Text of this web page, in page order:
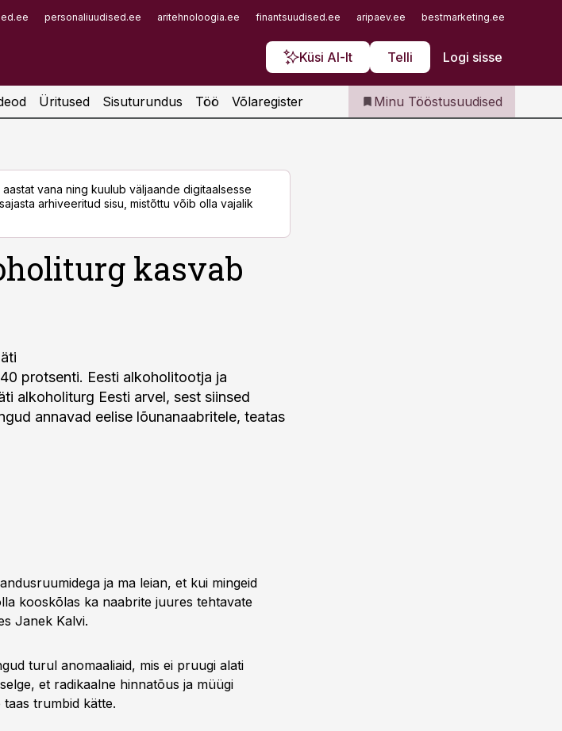
personaliuudised.ee aritehnoloogia.ee finantsuudised.ee aripaev.ee bestmarketing.ee
Küsi AI-lt Telli Logi sisse
Iseteenindus
Telli Tööstusuudised
Üritused Sisuturundus Töö Võlaregister Minu Tööstusuudised
vana ning kuulub väljaande digitaalsesse
arhiveeritud sisu, mistõttu võib olla vajalik
kasvab
protsenti. Eesti alkoholitootja ja
alkoholiturg Eesti arvel, sest siinsed
annavad eelise lõunanaabritele, teatas
ja ma leian, et kui mingeid
kooskõlas ka naabrite juures tehtavate
Janek Kalvi.
turul anomaaliaid, mis ei pruugi alati
et radikaalne hinnatõus ja müügi
taas trumbid kätte.